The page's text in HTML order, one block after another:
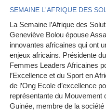
SEMAINE L'AFRIQUE DES
La Semaine l’Afrique des
Geneviève Bolou épouse
innovantes africaines qui ont
enjeux africains. Présidente
Femmes Leaders Africaines
l’Excellence et du Sport en
de l’Ong Ecole d’excellence
représentante du Mouvement
Guinée, membre de la société